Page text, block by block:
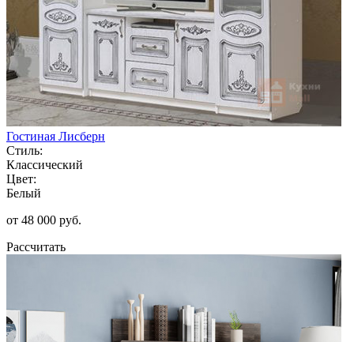
Гостиная Лисберн
Стиль:
Классический
Цвет:
Белый
от 48 000 руб.
Рассчитать